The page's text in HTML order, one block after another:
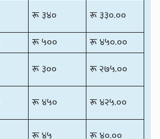
रू ३४०
रू ३३०.००
रू ५००
रू ४५०.००
रू ३००
रू २७५.००
रू ४५०
रू ४२५.००
रू ४५
रू ४०.००